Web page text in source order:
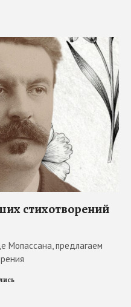
стихотворений
Мопассана, предлагаем